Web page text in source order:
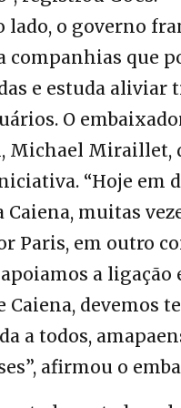
lado, o governo
companhias que
e estuda aliviar
O
Michael Miraillet,
“Hoje em
Caiena, muitas
Paris, em outro
a ligação
Caiena, devemos
a todos,
afirmou o